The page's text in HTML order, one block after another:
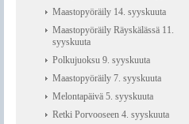
Maastopyöräily 14. syyskuuta
Maastopyöräily Räyskälässä 11.
syyskuuta
Polkujuoksu 9. syyskuuta
Maastopyöräily 7. syyskuuta
Melontapäivä 5. syyskuuta
Retki Porvooseen 4. syyskuuta